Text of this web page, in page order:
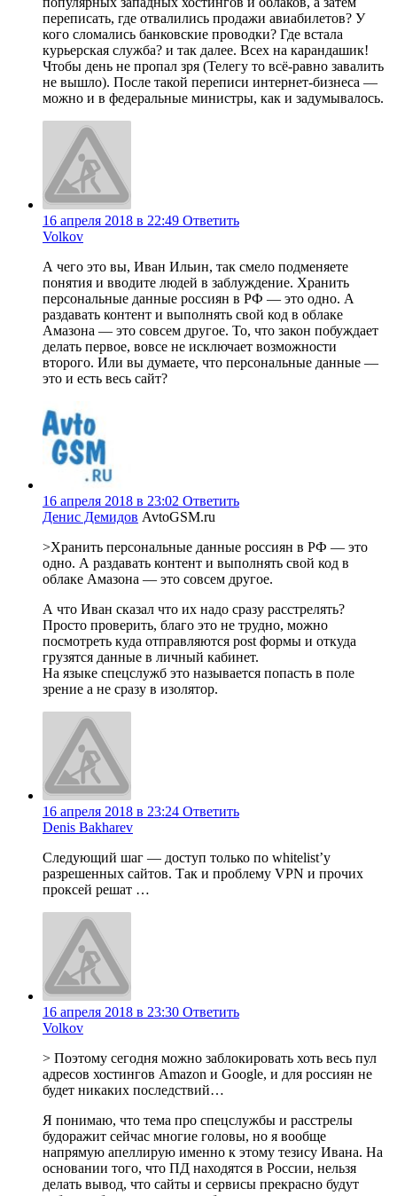
переписать, где отвалились продажи авиабилетов? У
кого сломались банковские проводки? Где встала
курьерская служба? и так далее. Всех на карандашик!
Чтобы день не пропал зря (Телегу то всё-равно завалить
не вышло). После такой переписи интернет-бизнеса —
можно и в федеральные министры, как и задумывалось.
16 апреля 2018 в 22:49 Ответить
Volkov
А чего это вы, Иван Ильин, так смело подменяете
понятия и вводите людей в заблуждение. Хранить
персональные данные россиян в РФ — это одно. А
раздавать контент и выполнять свой код в облаке
Амазона — это совсем другое. То, что закон побуждает
делать первое, вовсе не исключает возможности
второго. Или вы думаете, что персональные данные —
это и есть весь сайт?
16 апреля 2018 в 23:02 Ответить
Денис Демидов AvtoGSM.ru
>Хранить персональные данные россиян в РФ — это
одно. А раздавать контент и выполнять свой код в
облаке Амазона — это совсем другое.
А что Иван сказал что их надо сразу расстрелять?
Просто проверить, благо это не трудно, можно
посмотреть куда отправляются post формы и откуда
грузятся данные в личный кабинет.
На языке спецслужб это называется попасть в поле
зрение а не сразу в изолятор.
16 апреля 2018 в 23:24 Ответить
Denis Bakharev
Следующий шаг — доступ только по whitelist’у
разрешенных сайтов. Так и проблему VPN и прочих
проксей решат …
16 апреля 2018 в 23:30 Ответить
Volkov
> Поэтому сегодня можно заблокировать хоть весь пул
адресов хостингов Amazon и Google, и для россиян не
будет никаких последствий…
Я понимаю, что тема про спецслужбы и расстрелы
будоражит сейчас многие головы, но я вообще
напрямую апеллирую именно к этому тезису Ивана. На
основании того, что ПД находятся в России, нельзя
делать вывод, что сайты и сервисы прекрасно будут